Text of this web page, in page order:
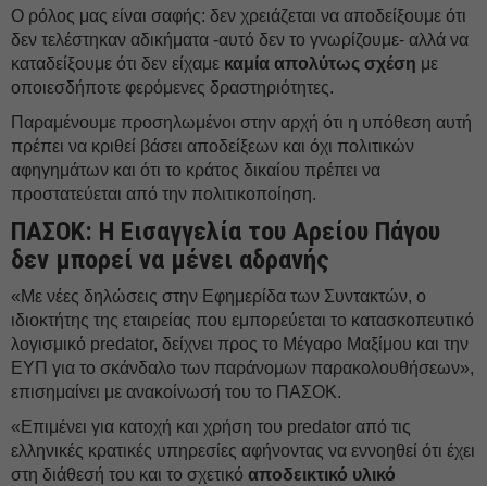
Ο ρόλος μας είναι σαφής: δεν χρειάζεται να αποδείξουμε ότι
δεν τελέστηκαν αδικήματα -αυτό δεν το γνωρίζουμε- αλλά να
καταδείξουμε ότι δεν είχαμε καμία απολύτως σχέση με
οποιεσδήποτε φερόμενες δραστηριότητες.
Παραμένουμε προσηλωμένοι στην αρχή ότι η υπόθεση αυτή
πρέπει να κριθεί βάσει αποδείξεων και όχι πολιτικών
αφηγημάτων και ότι το κράτος δικαίου πρέπει να
προστατεύεται από την πολιτικοποίηση.
ΠΑΣΟΚ: Η Εισαγγελία του Αρείου Πάγου
δεν μπορεί να μένει αδρανής
«Με νέες δηλώσεις στην Εφημερίδα των Συντακτών, ο
ιδιοκτήτης της εταιρείας που εμπορεύεται το κατασκοπευτικό
λογισμικό predator, δείχνει προς το Μέγαρο Μαξίμου και την
ΕΥΠ για το σκάνδαλο των παράνομων παρακολουθήσεων»,
επισημαίνει με ανακοίνωσή του το ΠΑΣΟΚ.
«Επιμένει για κατοχή και χρήση του predator από τις
ελληνικές κρατικές υπηρεσίες αφήνοντας να εννοηθεί ότι έχει
στη διάθεσή του και το σχετικό αποδεικτικό υλικό